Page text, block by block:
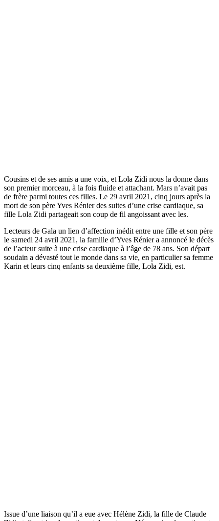
Cousins et de ses amis a une voix, et Lola Zidi nous la donne dans
son premier morceau, à la fois fluide et attachant. Mars n’avait pas
de frère parmi toutes ces filles. Le 29 avril 2021, cinq jours après la
mort de son père Yves Rénier des suites d’une crise cardiaque, sa
fille Lola Zidi partageait son coup de fil angoissant avec les.
Lecteurs de Gala un lien d’affection inédit entre une fille et son père
le samedi 24 avril 2021, la famille d’Yves Rénier a annoncé le décès
de l’acteur suite à une crise cardiaque à l’âge de 78 ans. Son départ
soudain a dévasté tout le monde dans sa vie, en particulier sa femme
Karin et leurs cinq enfants sa deuxième fille, Lola Zidi, est.
Issue d’une liaison qu’il a eue avec Hélène Zidi, la fille de Claude